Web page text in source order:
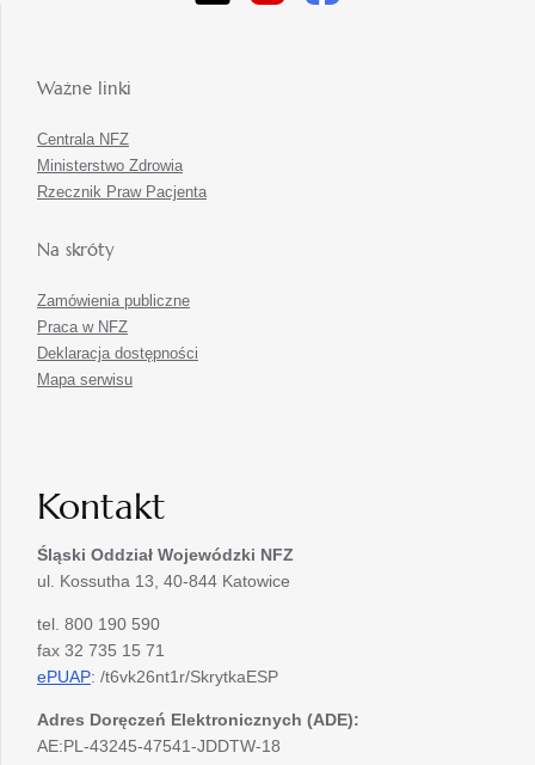
Ważne linki
Centrala NFZ
Ministerstwo Zdrowia
Rzecznik Praw Pacjenta
Na skróty
Zamówienia publiczne
Praca w NFZ
Deklaracja dostępności
Mapa serwisu
Kontakt
Śląski Oddział Wojewódzki NFZ
ul. Kossutha 13, 40-844 Katowice
tel. 800 190 590
fax 32 735 15 71
ePUAP: /t6vk26nt1r/SkrytkaESP
Adres Doręczeń Elektronicznych (ADE):
AE:PL-43245-47541-JDDTW-18